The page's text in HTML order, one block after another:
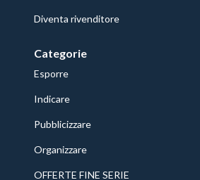
Diventa rivenditore
Categorie
Esporre
Indicare
Pubblicizzare
Organizzare
OFFERTE FINE SERIE